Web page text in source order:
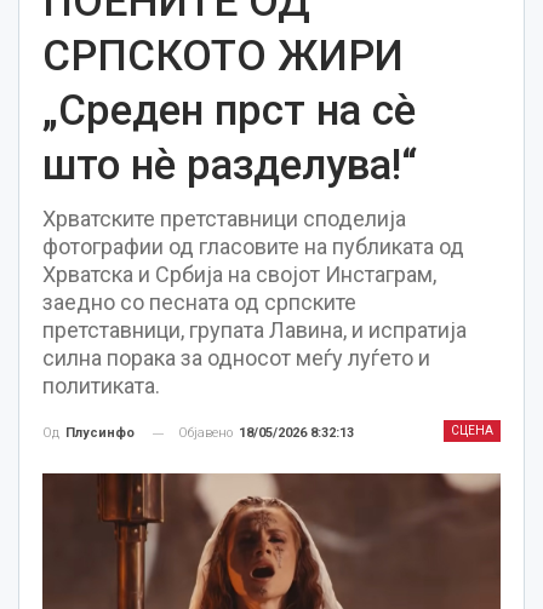
СРПСКОТО ЖИРИ
„Среден прст на сè
што нè разделува!“
Хрватските претставници споделија
фотографии од гласовите на публиката од
Хрватска и Србија на својот Инстаграм,
заедно со песната од српските
претставници, групата Лавина, и испратија
силна порака за односот меѓу луѓето и
политиката.
СЦЕНА
Од Плусинфо Објавено 18/05/2026 8:32:13